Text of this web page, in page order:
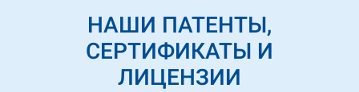
НАШИ ПАТЕНТЫ,
СЕРТИФИКАТЫ И
ЛИЦЕНЗИИ